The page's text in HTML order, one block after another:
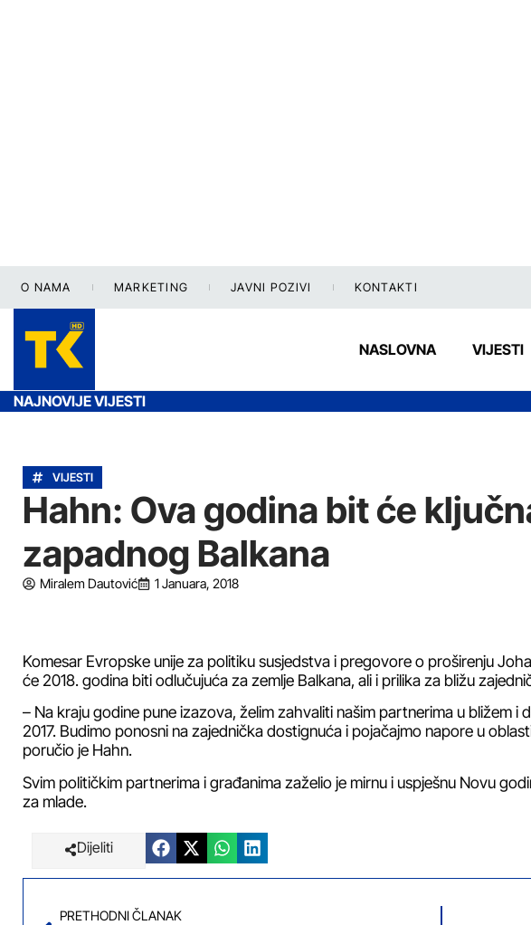
O NAMA MARKETING JAVNI POZIVI KONTAKTI
NASLOVNA VIJESTI
NAJNOVIJE VIJESTI
VIJESTI
Hahn: Ova godina bit će
zapadnog Balkana
Miralem Dautović 1 Januara, 2018
Komesar Evropske unije za politiku susjedstva i pregovore o proširenju
će 2018. godina biti odlučujuća za zemlje Balkana, ali i prilika za bližu
– Na kraju godine pune izazova, želim zahvaliti našim partnerima u bližem
2017. Budimo ponosni na zajednička dostignuća i pojačajmo napore u
poručio je Hahn.
Svim političkim partnerima i građanima zaželio je mirnu i uspješnu Novu
za mlade.
Dijeliti
PRETHODNI ČLANAK